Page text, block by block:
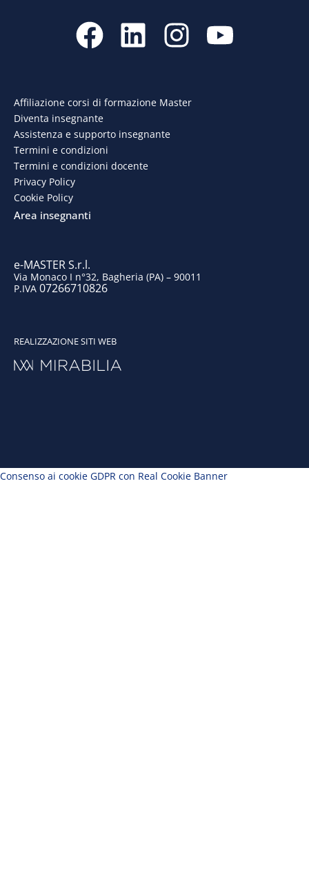
F
a
e
b
o
k
L
i
k
e
d
I
n
t
Y
o
Affiliazione corsi di formazione Master
Diventa insegnante
Assistenza e supporto insegnante
Termini e condizioni
Termini e condizioni docente
Privacy Policy
Cookie Policy
Area insegnanti
e-MASTER S.r.l.
Via Monaco I n°32, Bagheria (PA) – 90011
P.IVA 07266710826
REALIZZAZIONE SITI WEB
Consenso ai cookie GDPR con Real Cookie Banner